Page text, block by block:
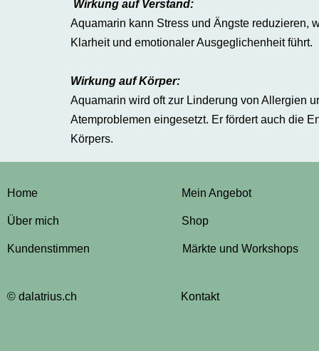
Wirkung auf Verstand:
Aquamarin kann Stress und Ängste reduzieren,
Klarheit und emotionaler Ausgeglichenheit führt.
Wirkung auf Körper:
Aquamarin wird oft zur Linderung von Allergien
Atemproblemen eingesetzt. Er fördert auch die
Körpers.
Home
Über mich
Kundenstimmen
© dalatrius.ch
Mein Angebot
Shop
Märkte und Workshops
Kontakt